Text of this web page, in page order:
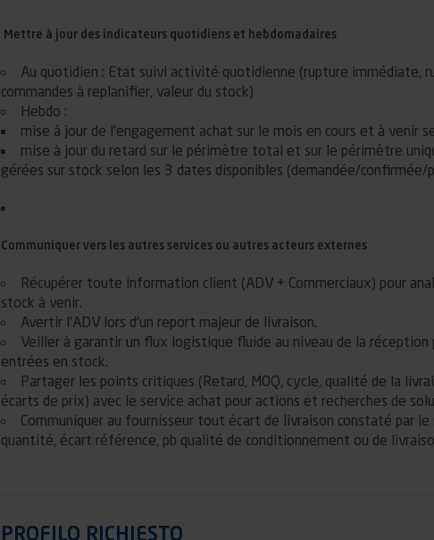
Mettre à jour des indicateurs quotidiens et hebdomadaires
Au quotidien : Etat suivi activité quotidienne (rupture immédiate,
commandes à replanifier, valeur du stock)
Hebdo :
mise à jour de l’engagement achat sur le mois en cours et à venir
mise à jour du retard sur le périmètre total et sur le périmètre
gérées sur stock selon les 3 dates disponibles (demandée/confirmée/
Communiquer vers les autres services ou autres acteurs externes
Récupérer toute information client (ADV + Commerciaux) pour
stock à venir.
Avertir l’ADV lors d’un report majeur de livraison.
Veiller à garantir un flux logistique fluide au niveau de la réception
entrées en stock.
Partager les points critiques (Retard, MOQ, cycle, qualité de la
écarts de prix) avec le service achat pour actions et recherches de
Communiquer au fournisseur tout écart de livraison constaté par
quantité, écart référence, pb qualité de conditionnement ou de
PROFILO RICHIESTO